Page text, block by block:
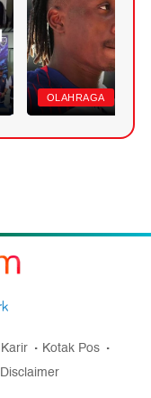
OLAHRAGA
Karir
Kotak Pos
Disclaimer